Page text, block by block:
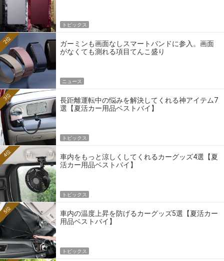
トピックス
ガーミンも画面なしスマートバンドに参入。画面
がなくても測れる項目てんこ盛り
2位
ニュース
長距離運転中の悩みを解決してくれる神アイテム7
選【夏活カー用品ベストバイ】
3位
トピックス
車内をもっと涼しくしてくれるカーグッズ4選【夏
活カー用品ベストバイ】
4位
トピックス
車内の温度上昇を防げるカーグッズ5選【夏活カー
用品ベストバイ】
5位
トピックス